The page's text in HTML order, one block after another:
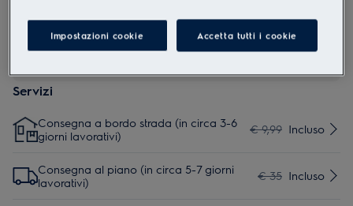
Le istruzioni e le avvertenze di sicurezza ai sensi del
regolamento UE 2023/988 sono riportate nei capitoli 1 e 2 del
Servizi
Consegna a bordo strada (in circa 3-6
giorni lavorativi)
€ 9,99 Incluso
Consegna al piano (in circa 5-7 giorni
lavorativi)
€ 35 Incluso
Impostazioni cookie Accetta tutti i cookie